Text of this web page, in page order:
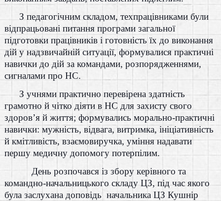
З педагогічним складом, техпрацівниками були
відпрацьовані питання програми загальної
підготовки працівників і готовність їх до виконання
дій у надзвичайній ситуації, формувалися практичні
навички до дій за командами, розпорядженнями,
сигналами про НС.
З учнями практично перевірена здатність
грамотно й чітко діяти в НС для захисту свого
здоров’я й життя; формувались морально-практичні
навички: мужність, відвага, витримка, ініціативність
й кмітливість, взаємовиручка, уміння надавати
першу медичну допомогу потерпілим.
День розпочався із збору керівного та
командно-начальницького складу ЦЗ, під час якого
була заслухана доповідь начальника ЦЗ Кушнір